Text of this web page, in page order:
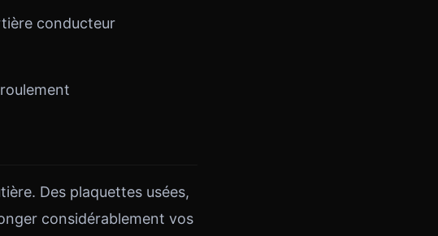
conducteur
Des plaquettes usées,
considérablement vos